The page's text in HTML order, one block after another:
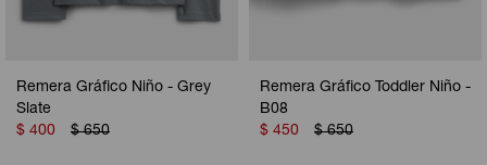
Remera Gráfico Niño - Grey
Slate
$ 400 $ 650
Remera Gráfico Toddler Niño -
B08
$ 450 $ 650